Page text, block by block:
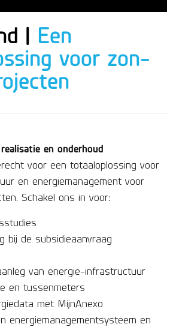
| Een
voor zon-
en onderhoud
voor een totaaloplossing voor
en energiemanagement voor
Schakel ons in voor:
bij de subsidieaanvraag
van energie-infrastructuur
en tussenmeters
met MijnAnexo
energiemanagementsysteem en